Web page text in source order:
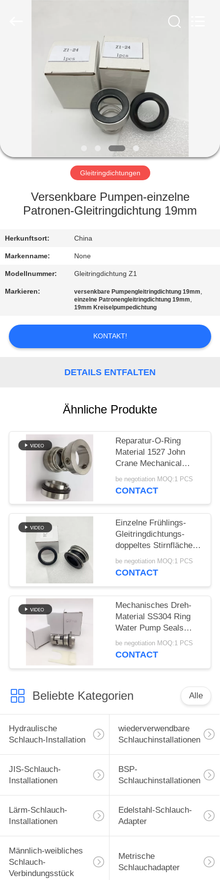
PRODUKTE
FABRIK-
QUALITÄTSKONTROLLE
TRETEN
SIE
MIT
UNS
FORDERN
SITEMAP
PRIVACY
POLICY
Gleitringdichtungen
Versenkbare Pumpen-einzelne
Patronen-Gleitringdichtung 19mm
Herkunftsort: China
Markenname: None
Modellnummer: Gleitringdichtung Z1
Markieren: versenkbare Pumpengleitringdichtung 19mm,
einzelne Patronengleitringdichtung 19mm,
19mm Kreiselpumpedichtung
KONTAKT!
DETAILS ENTFALTEN
Ähnliche Produkte
Reparatur-O-Ring
Material 1527 John
Crane Mechanical
Seals SS304
be negotiation MOQ:1 PCS
CONTACT
Einzelne Frühlings-
Gleitringdichtungs-
doppeltes Stirnfläche-
Gummi-Gebrüll
be negotiation MOQ:1 PCS
CONTACT
Mechanisches Dreh-
Material SS304 Ring
Water Pump Seals
12mm
be negotiation MOQ:1 PCS
CONTACT
Beliebte Kategorien Alle
Hydraulische
Schlauch-Installation
wiederverwendbare
Schlauchinstallationen
JIS-Schlauch-
Installationen
BSP-
Schlauchinstallationen
Lärm-Schlauch-
Installationen
Edelstahl-Schlauch-
Adapter
Männlich-weibliches
Schlauch-
Verbindungsstück
Metrische
Schlauchadapter